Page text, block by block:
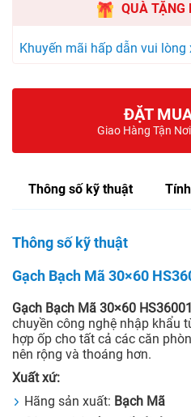
QUÀ TẶNG
Khuyến mãi hấp dẫn vui
ĐẶT
Giao Hàng Tận
Thông số kỹ thuật
Thông số kỹ thuật
Gạch Bạch Mã 30×60
Gạch Bạch Mã 30×60 HS36001
chuyền công nghệ nhập khẩu
hợp ốp cho tất cả các căn
nên rộng và thoáng hơn.
Xuất xứ:
Hãng sản xuất: Bạch Mã